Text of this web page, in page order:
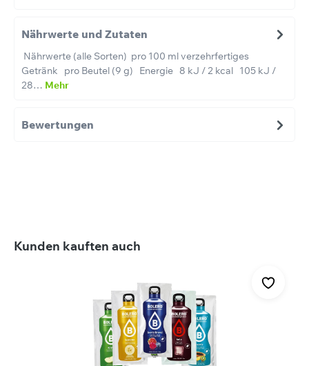
Nährwerte und Zutaten
Nährwerte (alle Sorten) pro 100 ml verzehrfertiges
Getränk pro Beutel (9 g) Energie 8 kJ / 2 kcal 105 kJ /
28… Mehr
Bewertungen
Produktgalerie überspringen
Kunden kauften auch